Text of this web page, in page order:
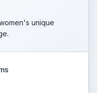
unique